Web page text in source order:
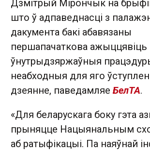
Дзмітрый Мірончык на
што ў адпаведнасці з
дакумента бакі абавязаны
першапачаткова ажыццявіць
ўнутрыдзяржаўныя
неабходныя для яго
дзеянне, паведамляе БелТА.
«Для беларускага боку гэта
прыняцце Нацыянальным
аб ратыфікацыі. Па наяўнай